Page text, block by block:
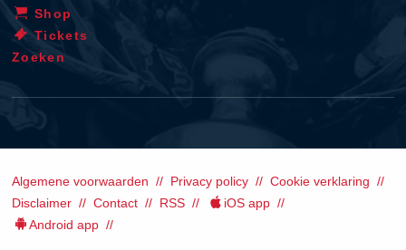
Shop
Tickets
Zoeken
Algemene voorwaarden Privacy policy
Cookie verklaring
Disclaimer
Contact RSS
iOS app
Android app